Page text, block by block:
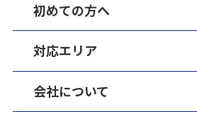
初めての方へ
対応エリア
会社について